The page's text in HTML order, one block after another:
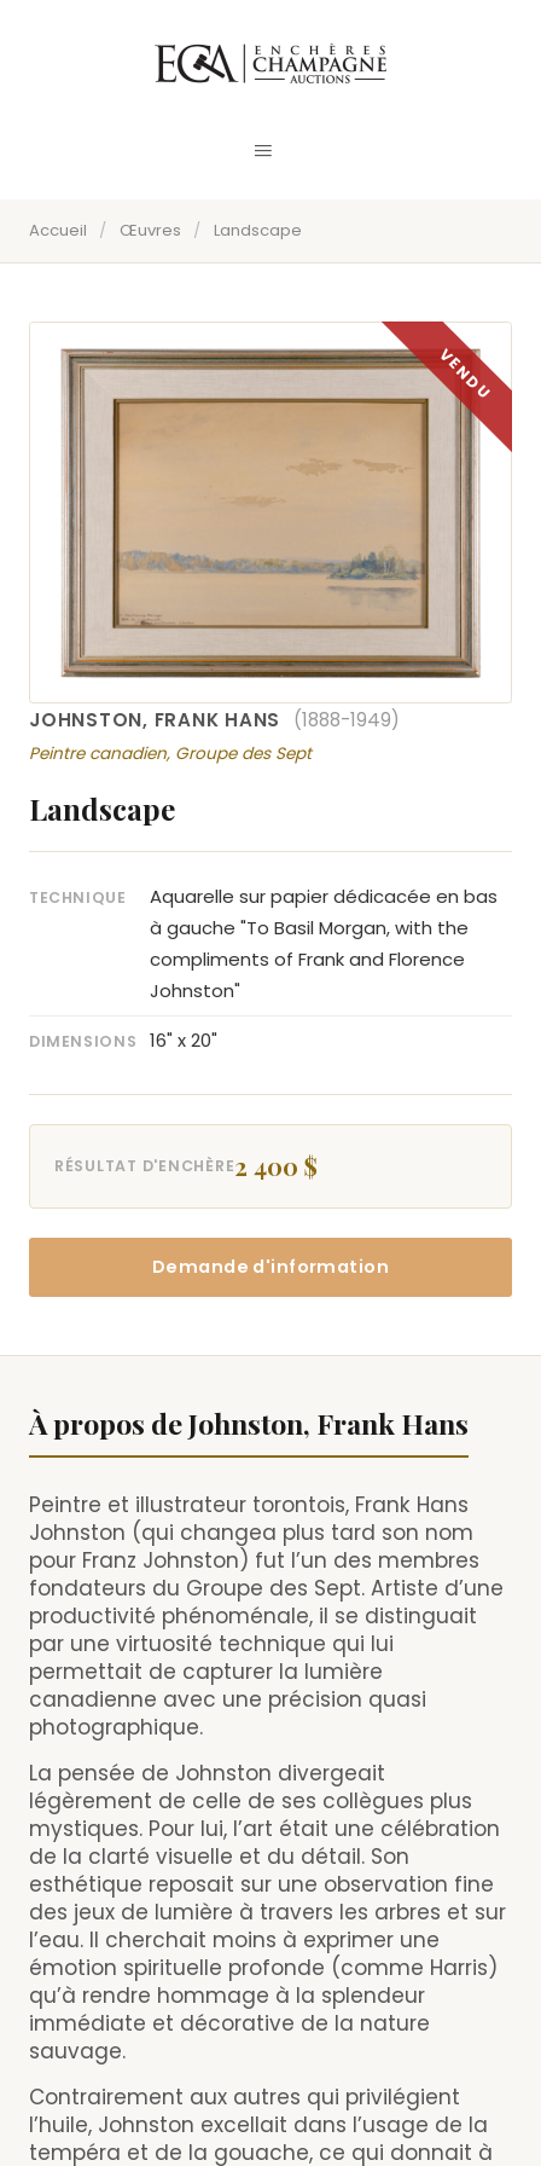
Accueil / Œuvres / Landscape
JOHNSTON, FRANK HANS (1888-1949)
Peintre canadien, Groupe des Sept
Landscape
TECHNIQUE
Aquarelle sur papier dédicacée en bas
à gauche "To Basil Morgan, with the
compliments of Frank and Florence
Johnston"
DIMENSIONS 16" x 20"
RÉSULTAT D'ENCHÈRE2 400 $
Demande d'information
À propos de Johnston, Frank Hans
Peintre et illustrateur torontois, Frank Hans
Johnston (qui changea plus tard son nom
pour Franz Johnston) fut l’un des membres
fondateurs du Groupe des Sept. Artiste d’une
productivité phénoménale, il se distinguait
par une virtuosité technique qui lui
permettait de capturer la lumière
canadienne avec une précision quasi
photographique.
La pensée de Johnston divergeait
légèrement de celle de ses collègues plus
mystiques. Pour lui, l’art était une célébration
de la clarté visuelle et du détail. Son
esthétique reposait sur une observation fine
des jeux de lumière à travers les arbres et sur
l’eau. Il cherchait moins à exprimer une
émotion spirituelle profonde (comme Harris)
qu’à rendre hommage à la splendeur
immédiate et décorative de la nature
sauvage.
Contrairement aux autres qui privilégient
l’huile, Johnston excellait dans l’usage de la
tempéra et de la gouache, ce qui donnait à